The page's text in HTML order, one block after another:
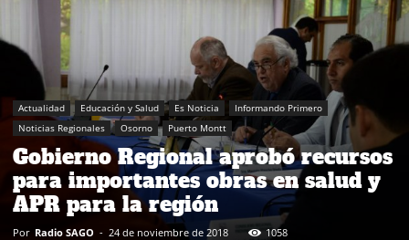
Actualidad Educación y Salud Es Noticia
Informando Primero
Noticias Regionales
Osorno Puerto Montt
Gobierno Regional aprobó recursos
para importantes obras en salud y
APR para la región
Por Radio SAGO - 24 de noviembre de 2018 1058